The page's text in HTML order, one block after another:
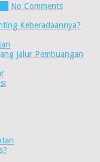
No Comments
Keberadaannya?
Jalur Pembuangan